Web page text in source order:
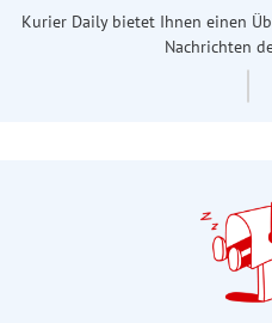
Kurier Daily bietet Ihnen einen
Nachrichten